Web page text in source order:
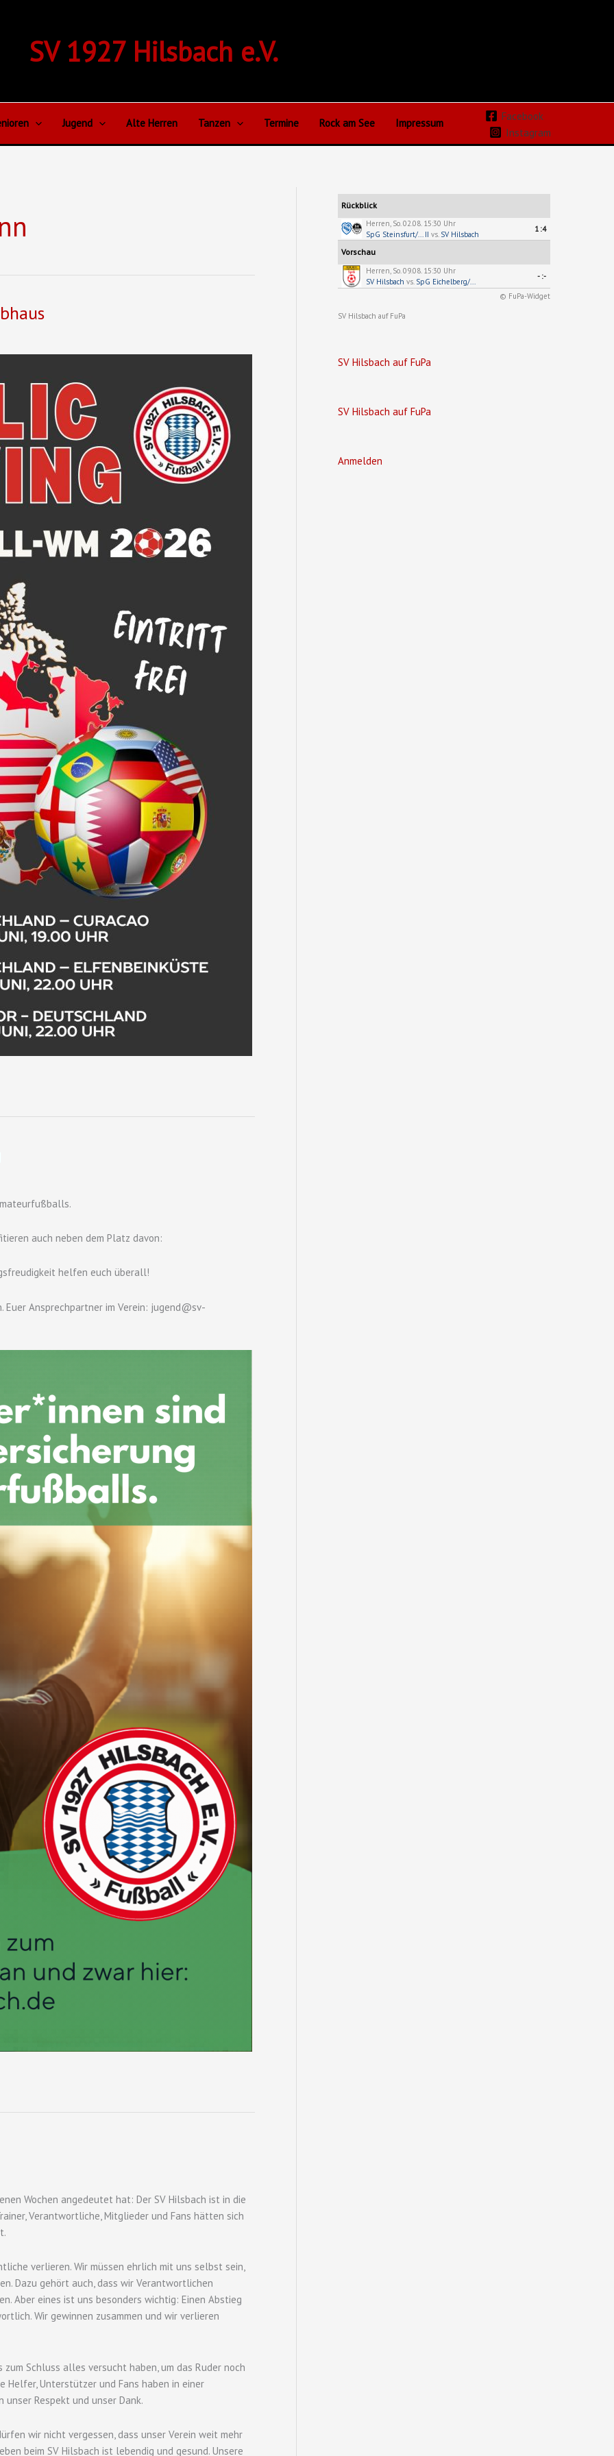
SV 1927 Hilsbach e.V.
Jugend Alte Herren Tanzen Termine Rock am See Impressum
Facebook
Instagram
auch neben dem Platz davon:
helfen euch überall!
Ansprechpartner im Verein: jugend@sv-
Wochen angedeutet hat: Der SV Hilsbach ist in die
Verantwortliche, Mitglieder und Fans hätten sich
verlieren. Wir müssen ehrlich mit uns selbst sein,
Dazu gehört auch, dass wir Verantwortlichen
Aber eines ist uns besonders wichtig: Einen Abstieg
Wir gewinnen zusammen und wir verlieren
Schluss alles versucht haben, um das Ruder noch
Helfer, Unterstützer und Fans haben in einer
Respekt und unser Dank.
wir nicht vergessen, dass unser Verein weit mehr
beim SV Hilsbach ist lebendig und gesund. Unsere
Rückblick
Herren, So. 02.08. 15:30 Uhr
SpG Steinsfurt/... II vs. SV Hilsbach
1:4
Vorschau
Herren, So. 09.08. 15:30 Uhr
SV Hilsbach vs. SpG Eichelberg/...
-:-
© FuPa-Widget
SV Hilsbach auf FuPa
SV Hilsbach auf FuPa
SV Hilsbach auf FuPa
Anmelden